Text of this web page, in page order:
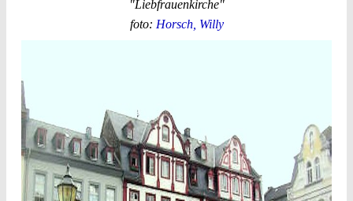
"Liebfrauenkirche"
foto: Horsch, Willy